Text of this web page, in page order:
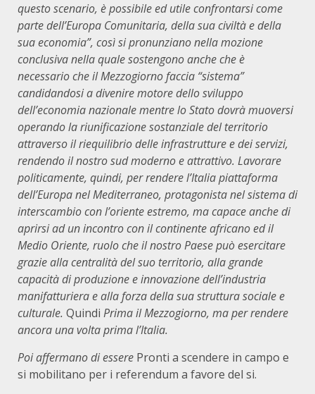
questo scenario, è possibile ed utile confrontarsi come
parte dell’Europa Comunitaria, della sua civiltà e della
sua economia”, così si pronunziano nella mozione
conclusiva nella quale sostengono anche che è
necessario che il Mezzogiorno faccia “sistema”
candidandosi a divenire motore dello sviluppo
dell’economia nazionale mentre lo Stato dovrà muoversi
operando la riunificazione sostanziale del territorio
attraverso il riequilibrio delle infrastrutture e dei servizi,
rendendo il nostro sud moderno e attrattivo. Lavorare
politicamente, quindi, per rendere l’Italia piattaforma
dell’Europa nel Mediterraneo, protagonista nel sistema di
interscambio con l’oriente estremo, ma capace anche di
aprirsi ad un incontro con il continente africano ed il
Medio Oriente, ruolo che il nostro Paese può esercitare
grazie alla centralità del suo territorio, alla grande
capacità di produzione e innovazione dell’industria
manifatturiera e alla forza della sua struttura sociale e
culturale. Quindi Prima il Mezzogiorno, ma per rendere
ancora una volta prima l’Italia.
Poi affermano di essere Pronti a scendere in campo e
si mobilitano per i referendum a favore del si.